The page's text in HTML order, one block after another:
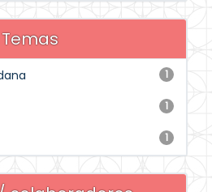
Temas
1
1
1